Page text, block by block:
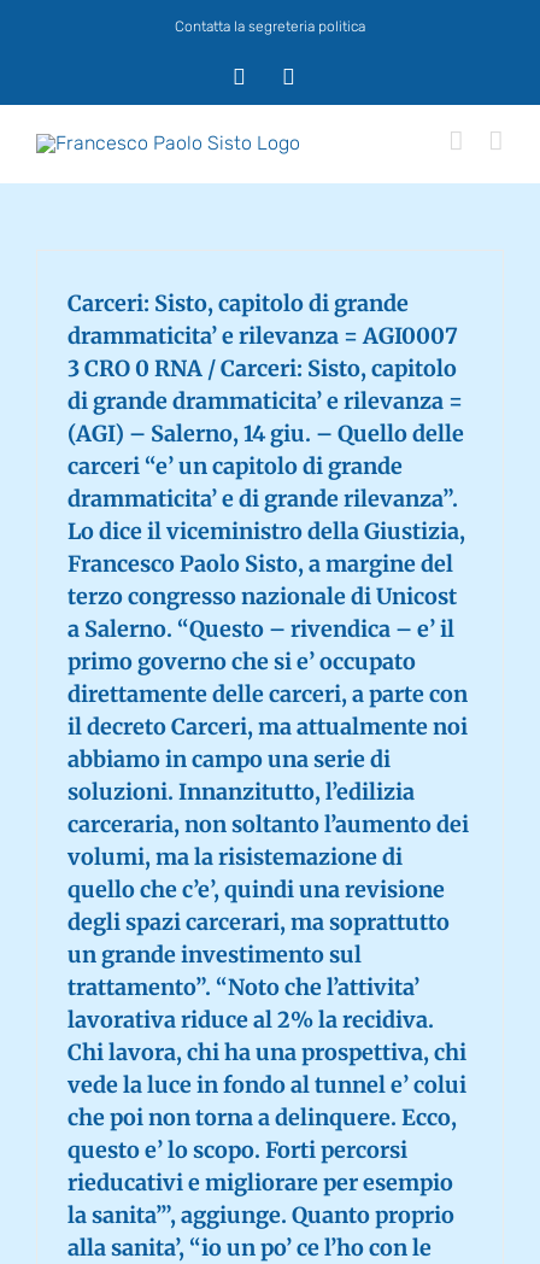
Contatta la segreteria politica
Carceri: Sisto, capitolo di grande
drammaticita’ e rilevanza = AGI0007
3 CRO 0 RNA / Carceri: Sisto, capitolo
di grande drammaticita’ e rilevanza =
(AGI) – Salerno, 14 giu. – Quello delle
carceri “e’ un capitolo di grande
drammaticita’ e di grande rilevanza”.
Lo dice il viceministro della Giustizia,
Francesco Paolo Sisto, a margine del
terzo congresso nazionale di Unicost
a Salerno. “Questo – rivendica – e’ il
primo governo che si e’ occupato
direttamente delle carceri, a parte con
il decreto Carceri, ma attualmente noi
abbiamo in campo una serie di
soluzioni. Innanzitutto, l’edilizia
carceraria, non soltanto l’aumento dei
volumi, ma la risistemazione di
quello che c’e’, quindi una revisione
degli spazi carcerari, ma soprattutto
un grande investimento sul
trattamento”. “Noto che l’attivita’
lavorativa riduce al 2% la recidiva.
Chi lavora, chi ha una prospettiva, chi
vede la luce in fondo al tunnel e’ colui
che poi non torna a delinquere. Ecco,
questo e’ lo scopo. Forti percorsi
rieducativi e migliorare per esempio
la sanita’”, aggiunge. Quanto proprio
alla sanita’, “io un po’ ce l’ho con le